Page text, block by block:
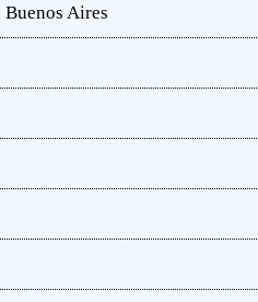
Buenos Aires